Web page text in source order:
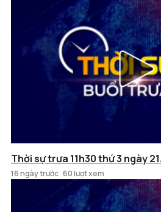
Thời sự trưa 11h30 thứ 3 ngày
16 ngày trước 60 lượt xem